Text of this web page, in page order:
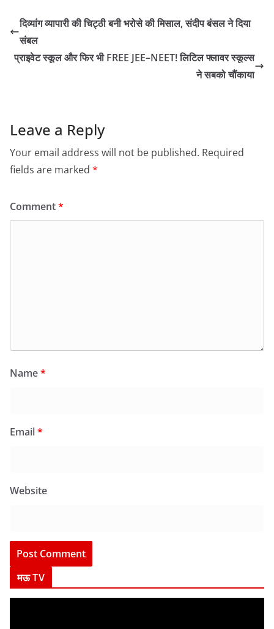
दिव्यांग व्यापारी की चिट्ठी बनी भरोसे की मिसाल, संदीप बंसल ने दिया
संबल
प्राइवेट स्कूल और फिर भी FREE JEE–NEET! लिटिल फ्लावर स्कूल्स
ने सबको चौंकाया
Leave a Reply
Your email address will not be published. Required
fields are marked *
Comment*
Name*
Email*
Website
मऊ TV